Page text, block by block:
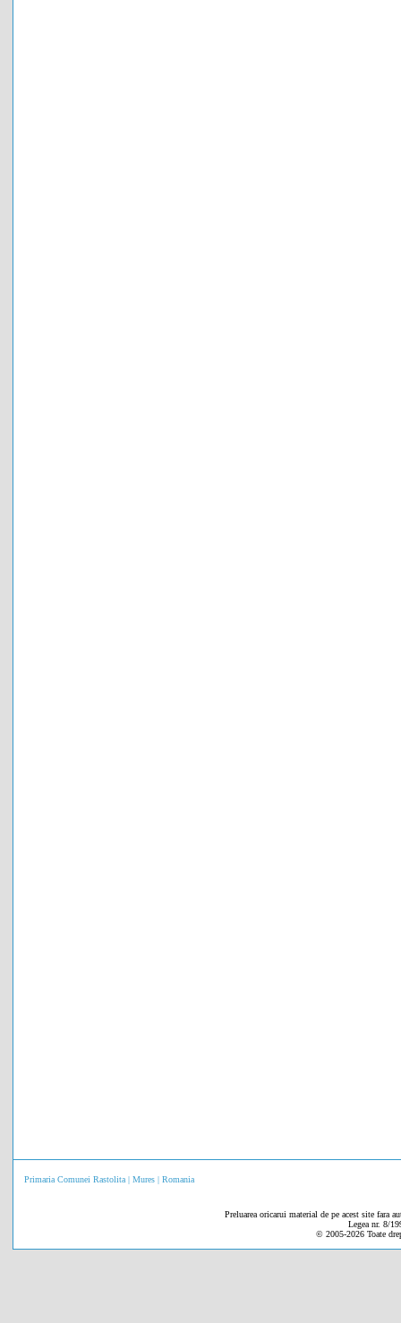
Primaria Comunei Rastolita | Mures | Romania
Preluarea oricarui material de pe acest site fara
Legea nr. 8/
© 2005-2026 Toate